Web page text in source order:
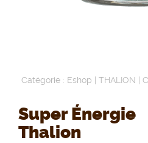
Catégorie : Eshop THALION
Super Énergie
Thalion